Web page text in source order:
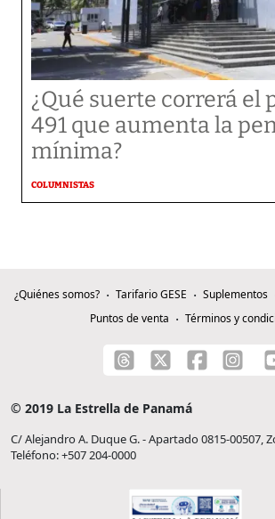
¿Qué suerte correrá el
491 que aumenta la
mínima?
COLUMNISTAS
¿Quiénes somos? Tarifario GESE Suplementos
Puntos de venta
Términos y
© 2019 La Estrella de Panamá
C/ Alejandro A. Duque G. - Apartado 0815-00507,
Teléfono: +507 204-0000